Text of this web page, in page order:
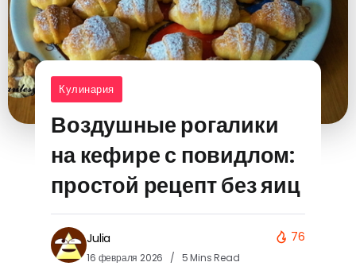
Кулинария
Воздушные рогалики
на кефире с повидлом:
простой рецепт без яиц
Julia
16 февраля 2026 5 Mins Read
76